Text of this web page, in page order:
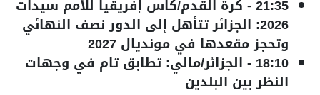
21:35
-كرة القدم/كاس إفريقيا للأمم سيدات
2026: الجزائر تتأهل إلى الدور نصف النهائي
وتحجز مقعدها في مونديال 2027
18:10
- الجزائر/مالي: تطابق تام في وجهات
النظر بين البلدين